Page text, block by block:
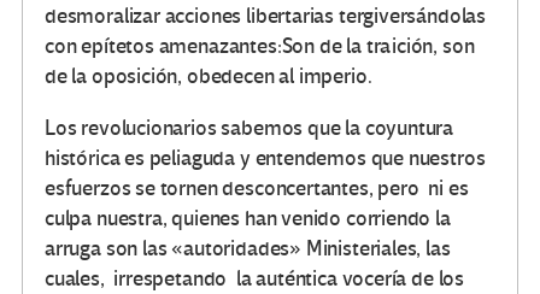
desmoralizar acciones libertarias tergiversándolas
con epítetos amenazantes:Son de la traición, son
de la oposición, obedecen al imperio.
Los revolucionarios sabemos que la coyuntura
histórica es peliaguda y entendemos que nuestros
esfuerzos se tornen desconcertantes, pero ni es
culpa nuestra, quienes han venido corriendo la
arruga son las «autoridades» Ministeriales, las
cuales, irrespetando la auténtica vocería de los